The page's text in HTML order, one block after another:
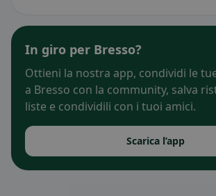
In giro per Bresso?
Ottieni la nostra app, condividi le
a Bresso con la community, salva
liste e condividili con i tuoi amici.
Scarica l’app